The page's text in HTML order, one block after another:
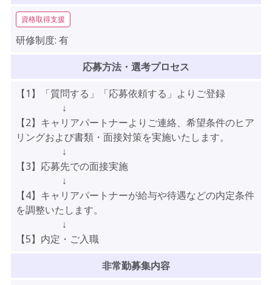
資格取得支援
研修制度: 有
応募方法・選考プロセス
【1】「質問する」「応募依頼する」よりご登録
↓
【2】キャリアパートナーよりご連絡、希望条件のヒア
リングおよび書類・面接対策を実施いたします。
↓
【3】応募先での面接実施
↓
【4】キャリアパートナーが給与や待遇などの内定条件
を調整いたします。
↓
【5】内定・ご入職
非常勤募集内容